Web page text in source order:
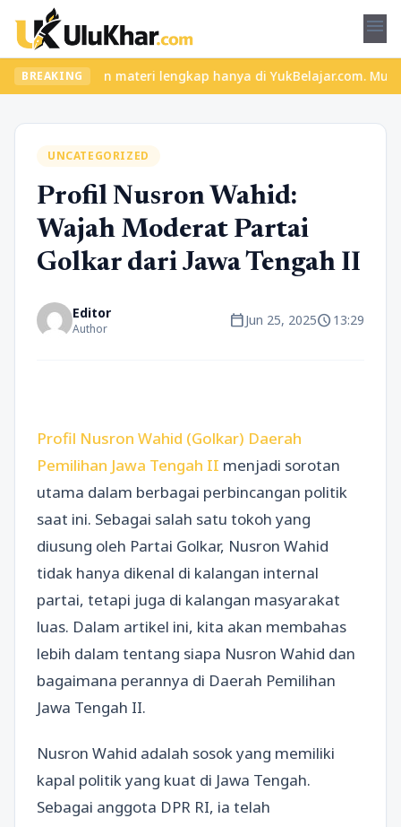
menu
BREAKING
dan materi lengkap hanya di YukBelajar.com. Mulai
UNCATEGORIZED
Profil Nusron Wahid:
Wajah Moderat Partai
Golkar dari Jawa Tengah II
Editor
Author calendar_todayJun 25, 2025schedule13:29
Profil Nusron Wahid (Golkar) Daerah
Pemilihan Jawa Tengah II menjadi sorotan
utama dalam berbagai perbincangan politik
saat ini. Sebagai salah satu tokoh yang
diusung oleh Partai Golkar, Nusron Wahid
tidak hanya dikenal di kalangan internal
partai, tetapi juga di kalangan masyarakat
luas. Dalam artikel ini, kita akan membahas
lebih dalam tentang siapa Nusron Wahid dan
bagaimana perannya di Daerah Pemilihan
Jawa Tengah II.
Nusron Wahid adalah sosok yang memiliki
kapal politik yang kuat di Jawa Tengah.
Sebagai anggota DPR RI, ia telah